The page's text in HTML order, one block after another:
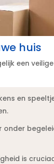
huis
een
en
onder
is